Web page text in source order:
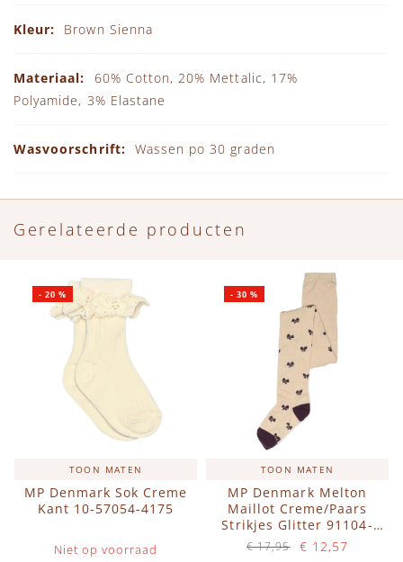
Brown Sienna
60% Cotton, 20% Mettalic, 17%
Polyamide, 3% Elastane
Wassen po 30 graden
Gerelateerde producten
TOON MATEN
MP Denmark Sok Creme
Kant 10-57054-4175
Niet op voorraad
-20 %
TOON MATEN
MP Denmark Melton
Maillot Creme/Paars
Strikjes Glitter 91104-
4232 Crystal Pink
€ 12,57
€ 17,95
-30 %